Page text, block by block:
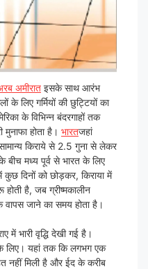
अमीरात इसके साथ आरंभ
के लिए गर्मियों की छुट्टियों का
के विभिन्न बंदरगाहों तक
मुनाफा होता है। भारतजहां
किराये से 2.5 गुना से लेकर
मध्य पूर्व से भारत के लिए
कुछ दिनों को छोड़कर, किराया में
है, जब ग्रीष्मकालीन
वापस जाने का समय होता है।
भारी वृद्धि देखी गई है।
लिए। यहां तक ​​कि लगभग एक
नहीं मिली है और ईद के करीब